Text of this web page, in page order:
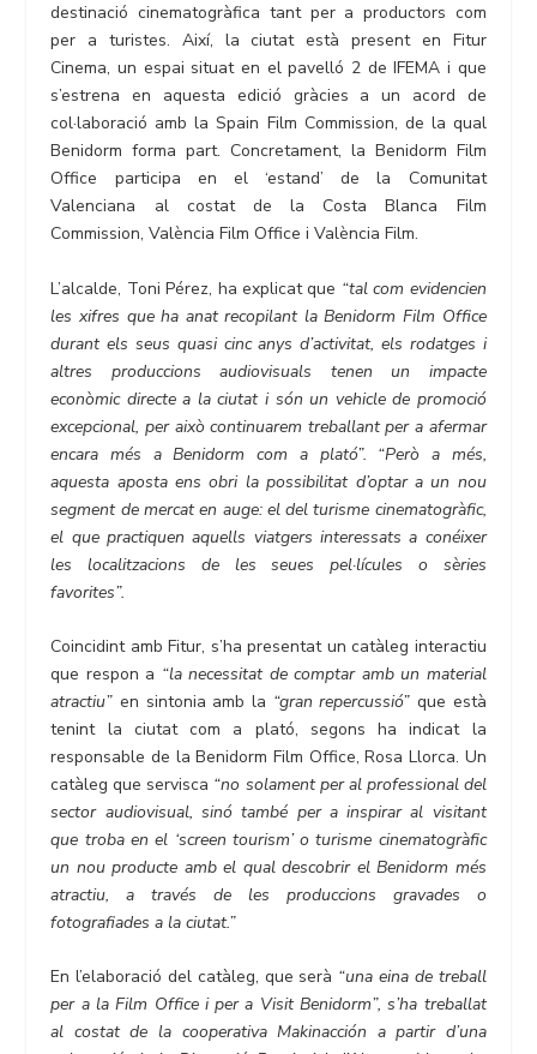
destinació cinematogràfica tant per a productors com
per a turistes. Així, la ciutat està present en Fitur
Cinema, un espai situat en el pavelló 2 de IFEMA i que
s’estrena en aquesta edició gràcies a un acord de
col·laboració amb la Spain Film Commission, de la qual
Benidorm forma part. Concretament, la Benidorm Film
Office participa en el ‘estand’ de la Comunitat
Valenciana al costat de la Costa Blanca Film
Commission, València Film Office i València Film.
L’alcalde, Toni Pérez, ha explicat que “tal com evidencien
les xifres que ha anat recopilant la Benidorm Film Office
durant els seus quasi cinc anys d’activitat, els rodatges i
altres produccions audiovisuals tenen un impacte
econòmic directe a la ciutat i són un vehicle de promoció
excepcional, per això continuarem treballant per a afermar
encara més a Benidorm com a plató”. “Però a més,
aquesta aposta ens obri la possibilitat d’optar a un nou
segment de mercat en auge: el del turisme cinematogràfic,
el que practiquen aquells viatgers interessats a conéixer
les localitzacions de les seues pel·lícules o sèries
favorites”.
Coincidint amb Fitur, s’ha presentat un catàleg interactiu
que respon a “la necessitat de comptar amb un material
atractiu” en sintonia amb la “gran repercussió” que està
tenint la ciutat com a plató, segons ha indicat la
responsable de la Benidorm Film Office, Rosa Llorca. Un
catàleg que servisca “no solament per al professional del
sector audiovisual, sinó també per a inspirar al visitant
que troba en el ‘screen tourism’ o turisme cinematogràfic
un nou producte amb el qual descobrir el Benidorm més
atractiu, a través de les produccions gravades o
fotografiades a la ciutat.”
En l’elaboració del catàleg, que serà “una eina de treball
per a la Film Office i per a Visit Benidorm”, s’ha treballat
al costat de la cooperativa Makinacción a partir d’una